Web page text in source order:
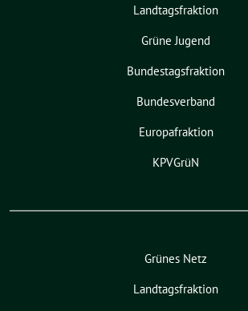
Landtagsfraktion
Grüne Jugend
Bundestagsfraktion
Bundesverband
Europafraktion
KPVGrüN
Grünes Netz
Landtagsfraktion